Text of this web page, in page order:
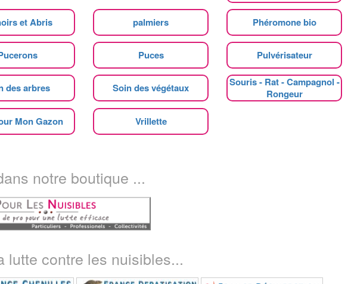
et Abris palmiers Phéromone bio
Puces Pulvérisateur
des arbres Soin des végétaux
Souris - Rat - Campagnol -
Rongeur
Mon Gazon Vrillette
notre boutique ...
lutte contre les nuisibles...